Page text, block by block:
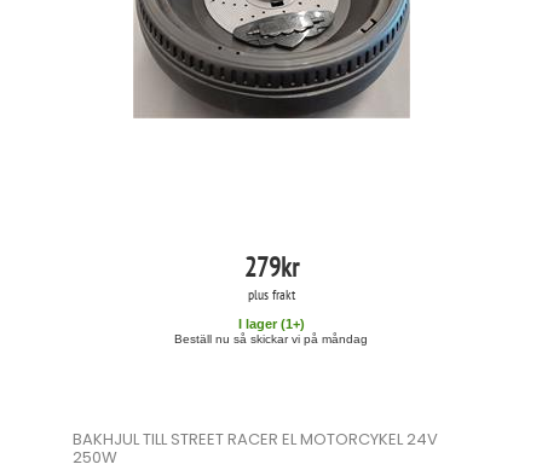
279kr
plus frakt
I lager (1+)
Beställ nu så skickar vi på måndag
BAKHJUL TILL STREET RACER EL MOTORCYKEL 24V
250W